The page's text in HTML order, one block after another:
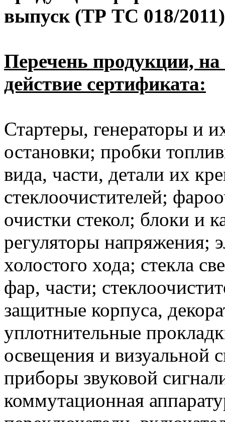
выпуск (ТР ТС 018/
Перечень продукции,
действие сертификата:
Стартеры, генераторы и
остановки; пробки
вида, части, детали их
стеклоочистителей;
очистки стекол; блоки и
регуляторы напряжения;
холостого хода; стекла
фар, части;
защитные корпуса,
уплотнительные
освещения и визуальной
приборы звуковой
коммутационная